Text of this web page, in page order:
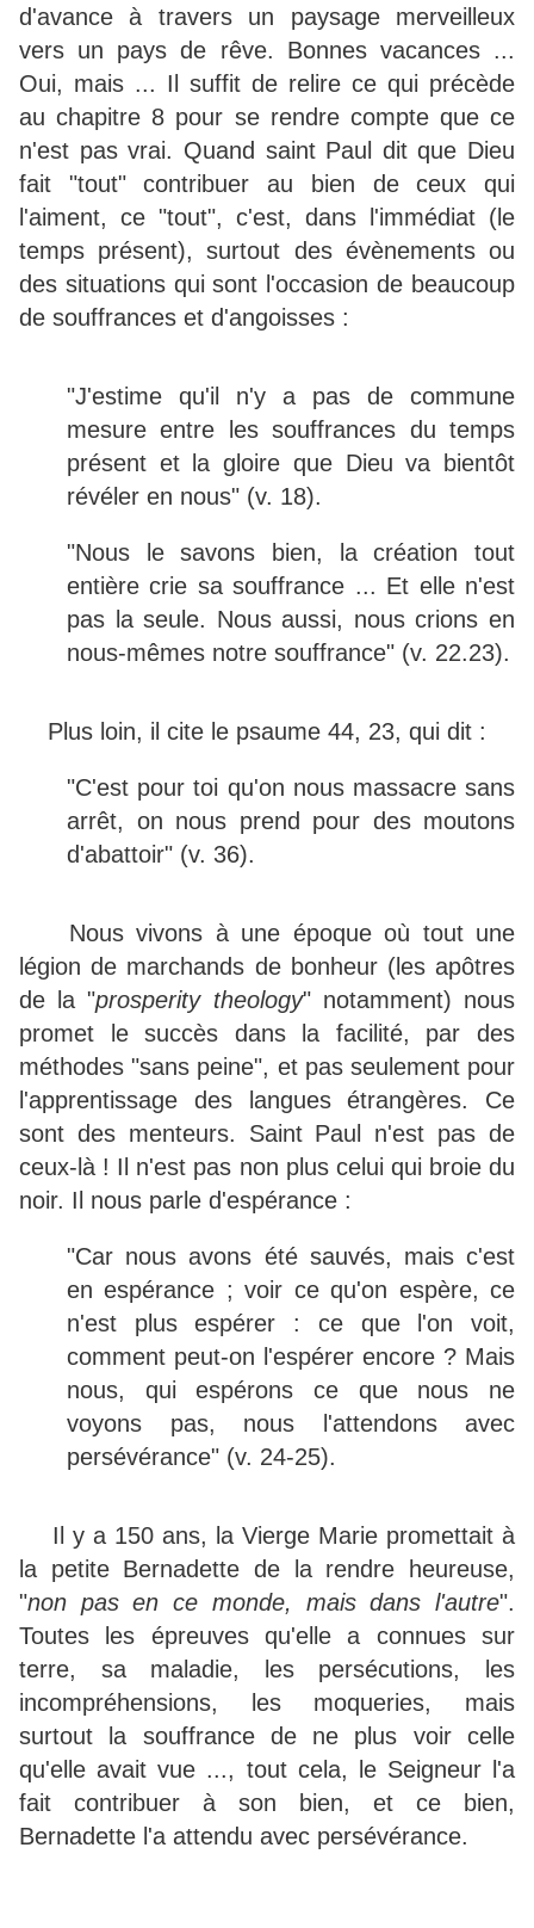
d'avance à travers un paysage merveilleux
vers un pays de rêve. Bonnes vacances ...
Oui, mais ... Il suffit de relire ce qui précède
au chapitre 8 pour se rendre compte que ce
n'est pas vrai. Quand saint Paul dit que Dieu
fait "tout" contribuer au bien de ceux qui
l'aiment, ce "tout", c'est, dans l'immédiat (le
temps présent), surtout des évènements ou
des situations qui sont l'occasion de beaucoup
de souffrances et d'angoisses :
"J'estime qu'il n'y a pas de commune
mesure entre les souffrances du temps
présent et la gloire que Dieu va bientôt
révéler en nous" (v. 18).
"Nous le savons bien, la création tout
entière crie sa souffrance ... Et elle n'est
pas la seule. Nous aussi, nous crions en
nous-mêmes notre souffrance" (v. 22.23).
Plus loin, il cite le psaume 44, 23, qui dit :
"C'est pour toi qu'on nous massacre sans
arrêt, on nous prend pour des moutons
d'abattoir" (v. 36).
Nous vivons à une époque où tout une
légion de marchands de bonheur (les apôtres
de la "prosperity theology" notamment) nous
promet le succès dans la facilité, par des
méthodes "sans peine", et pas seulement pour
l'apprentissage des langues étrangères. Ce
sont des menteurs. Saint Paul n'est pas de
ceux-là ! Il n'est pas non plus celui qui broie du
noir. Il nous parle d'espérance :
"Car nous avons été sauvés, mais c'est
en espérance ; voir ce qu'on espère, ce
n'est plus espérer : ce que l'on voit,
comment peut-on l'espérer encore ? Mais
nous, qui espérons ce que nous ne
voyons pas, nous l'attendons avec
persévérance" (v. 24-25).
Il y a 150 ans, la Vierge Marie promettait à
la petite Bernadette de la rendre heureuse,
"non pas en ce monde, mais dans l'autre".
Toutes les épreuves qu'elle a connues sur
terre, sa maladie, les persécutions, les
incompréhensions, les moqueries, mais
surtout la souffrance de ne plus voir celle
qu'elle avait vue ..., tout cela, le Seigneur l'a
fait contribuer à son bien, et ce bien,
Bernadette l'a attendu avec persévérance.